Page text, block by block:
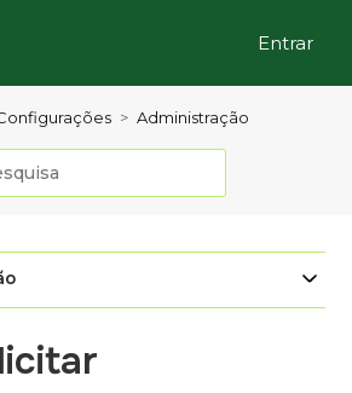
Entrar
Administração